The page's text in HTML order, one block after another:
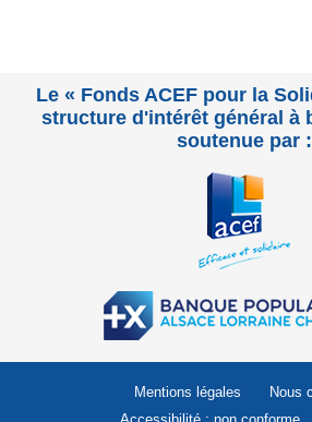
Le « Fonds ACEF pour la
structure d'intérêt général à
soutenue par :
Mentions légales
Nous